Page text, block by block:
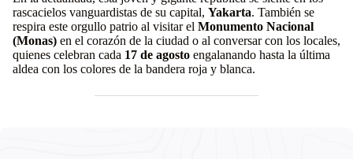
rascacielos vanguardistas de su capital, Yakarta. También se
respira este orgullo patrio al visitar el Monumento Nacional
(Monas) en el corazón de la ciudad o al conversar con los locales,
quienes celebran cada 17 de agosto engalanando hasta la última
aldea con los colores de la bandera roja y blanca.